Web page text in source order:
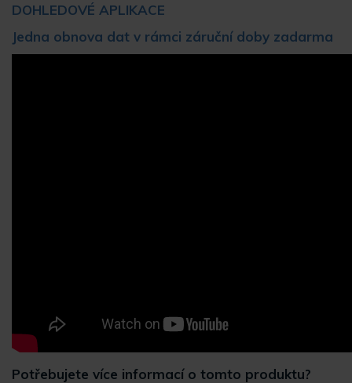
DOHLEDOVÉ APLIKACE
Jedna obnova dat v rámci záruční doby zadarma
Potřebujete více informací o tomto produktu?